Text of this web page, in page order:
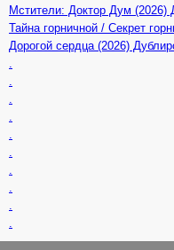
Мстители: Доктор Дум (2026)
Тайна горничной / Секрет
Дорогой сердца (2026)